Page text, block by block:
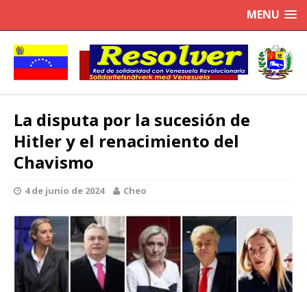
MENU
La disputa por la sucesión de
Hitler y el renacimiento del
Chavismo
4 de junio de 2024 Cheo